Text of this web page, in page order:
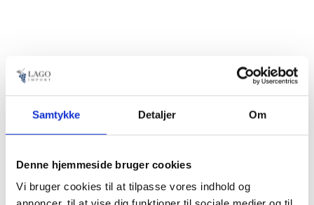
Samtykke Detaljer Om
Denne hjemmeside bruger cookies
Vi bruger cookies til at tilpasse vores indhold og